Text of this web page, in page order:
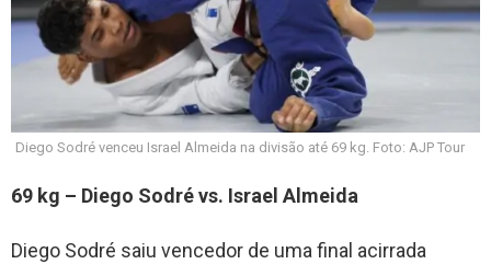
Diego Sodré venceu Israel Almeida na divisão até 69 kg. Foto: AJP Tour
69 kg – Diego Sodré vs. Israel Almeida
Diego Sodré saiu vencedor de uma final acirrada